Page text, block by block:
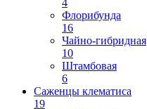
4
Флорибунда
16
Чайно-гибридная
10
Штамбовая
6
Саженцы клематиса
19